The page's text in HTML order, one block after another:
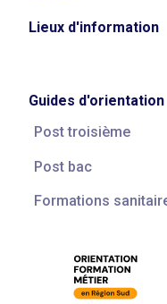
Lieux d'information
Guides d'orientation
Post troisième
Post bac
Formations